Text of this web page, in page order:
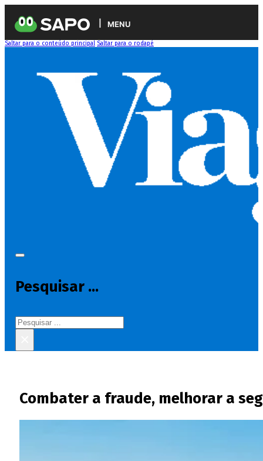
MENU
Saltar para o conteúdo principal Saltar para o rodapé
Pesquisar ...
Pesquisar
Combater a fraude, melhorar a